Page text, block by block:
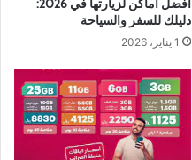
أفضل أماكن لزيارتها في 2026:
دليلك للسفر والسياحة
1 يناير، 2026